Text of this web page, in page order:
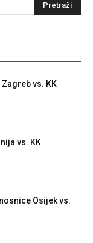
vs. KK
vs. KK
Osijek vs.